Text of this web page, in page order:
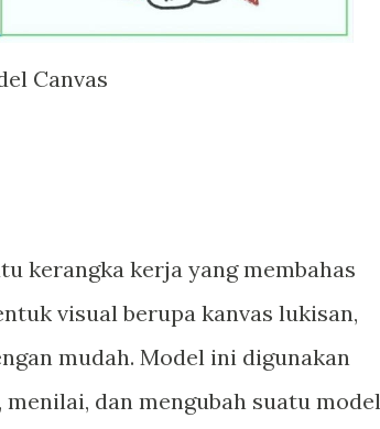
Canvas
kerangka kerja yang membahas
visual berupa kanvas lukisan,
mudah. Model ini digunakan
dan mengubah suatu model